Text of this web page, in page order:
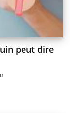
peut dire